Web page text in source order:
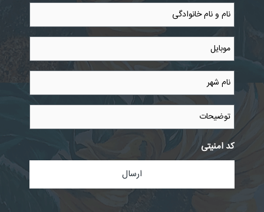
نام
نام
خانوادگی
موبایل
نام
شهر *
توضیحات
کد امنیتی